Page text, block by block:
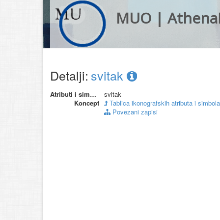
MUO |
Detalji: svitak
Atributi i simboli
svitak
Koncept
Tablica ikonografskih atributa i simbola
Povezani zapisi